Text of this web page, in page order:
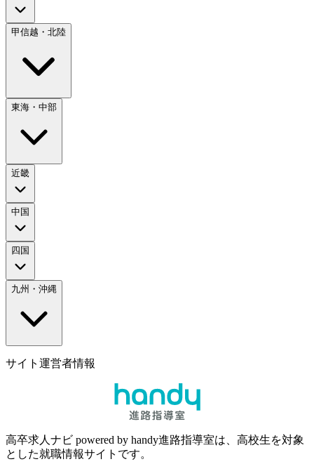
甲信越・北陸
東海・中部
近畿
中国
四国
九州・沖縄
サイト運営者情報
高卒求人ナビ powered by handy進路指導室は、高校生を対象
とした就職情報サイトです。